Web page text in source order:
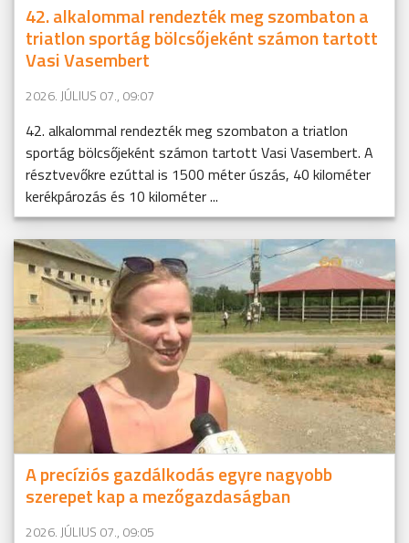
42. alkalommal rendezték meg szombaton a
triatlon sportág bölcsőjeként számon tartott
Vasi Vasembert
2026. JÚLIUS 07., 09:07
42. alkalommal rendezték meg szombaton a triatlon
sportág bölcsőjeként számon tartott Vasi Vasembert. A
résztvevőkre ezúttal is 1500 méter úszás, 40 kilométer
kerékpározás és 10 kilométer ...
A precíziós gazdálkodás egyre nagyobb
szerepet kap a mezőgazdaságban
2026. JÚLIUS 07., 09:05